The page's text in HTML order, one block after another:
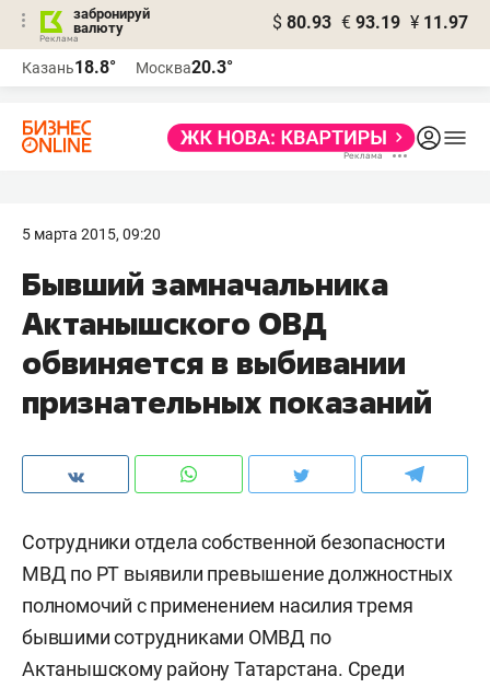
забронируй
валюту
$ 80.93 € 93.19 ¥ 11.97
Казань18.8° Москва20.3°
5 марта 2015, 09:20
Бывший замначальника
Актанышского ОВД
обвиняется в выбивании
признательных показаний
Сотрудники отдела собственной безопасности
МВД по РТ выявили превышение должностных
полномочий с применением насилия тремя
бывшими сотрудниками ОМВД по
Актанышскому району Татарстана. Среди